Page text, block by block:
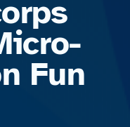
Fun